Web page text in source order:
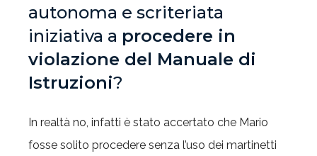
autonoma e scriteriata
iniziativa a procedere in
violazione del Manuale di
Istruzioni?
In realtà no, infatti è stato accertato che Mario
fosse solito procedere senza l’uso dei martinetti